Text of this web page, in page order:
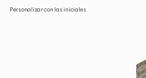
Personalizar con las iniciales